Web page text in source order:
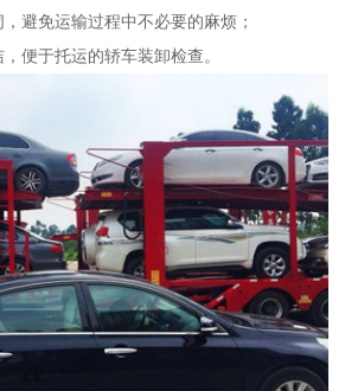
避免运输过程中不必要的麻烦；
便于托运的轿车装卸检查。